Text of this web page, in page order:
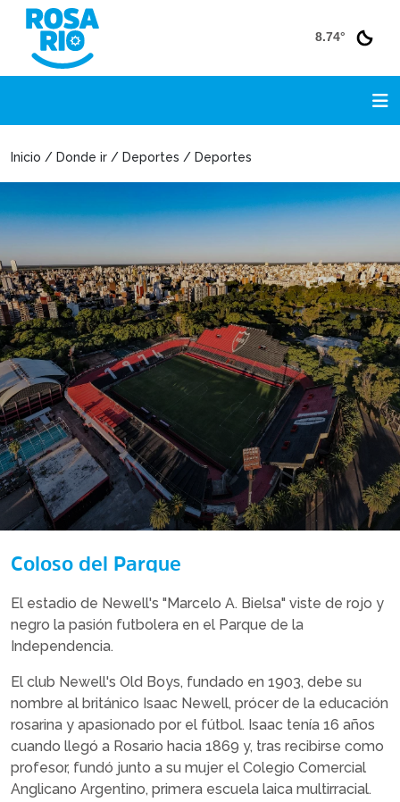
8.74°
Inicio / Donde ir / Deportes / Deportes
Coloso del Parque
El estadio de Newell's "Marcelo A. Bielsa" viste de rojo y
negro la pasión futbolera en el Parque de la
Independencia.
El club Newell's Old Boys, fundado en 1903, debe su
nombre al británico Isaac Newell, prócer de la educación
rosarina y apasionado por el fútbol. Isaac tenía 16 años
cuando llegó a Rosario hacia 1869 y, tras recibirse como
profesor, fundó junto a su mujer el Colegio Comercial
Anglicano Argentino, primera escuela laica multirracial.